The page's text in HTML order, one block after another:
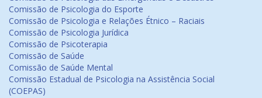
Comissão de Psicologia do Esporte
Comissão de Psicologia e Relações Étnico – Raciais
Comissão de Psicologia Jurídica
Comissão de Psicoterapia
Comissão de Saúde
Comissão de Saúde Mental
Comissão Estadual de Psicologia na Assistência Social
(COEPAS)